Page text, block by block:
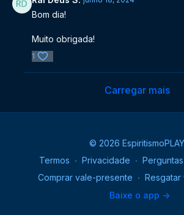
Bom dia!
Muito obrigada!
1
Carregar mais
© 2026 EspiritismoPLAY
Termos ∙ Privacidade ∙
Comprar vale-presente ∙ Resgatar
Baixe o app ->